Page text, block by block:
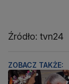
Źródło: tvn24
ZOBACZ TAKŻE: